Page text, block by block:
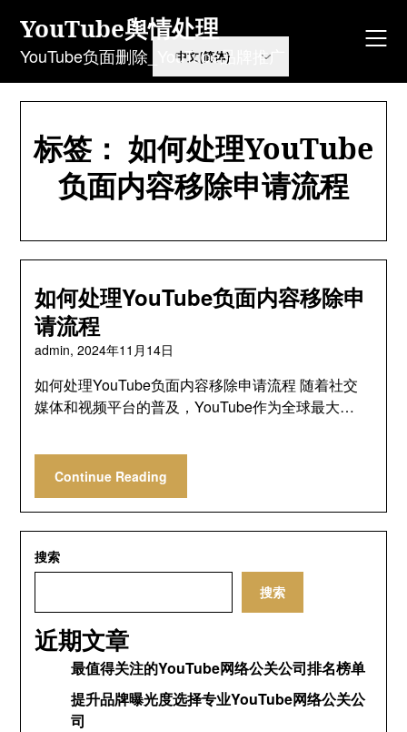
content
YouTube舆情处理
YouTube负面删除_YouTube品牌推广
标签： 如何处理YouTube
负面内容移除申请流程
如何处理YouTube负面内容移除申
请流程
admin,2024年11月14日
如何处理YouTube负面内容移除申请流程 随着社交
媒体和视频平台的普及，YouTube作为全球最大…
Continue Reading
搜索
搜索
近期文章
最值得关注的YouTube网络公关公司排名榜单
提升品牌曝光度选择专业YouTube网络公关公
司